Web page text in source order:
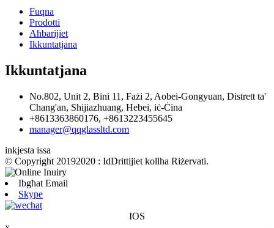
Fuqna
Prodotti
Aħbarijiet
Ikkuntatjana
Ikkuntatjana
No.802, Unit 2, Bini 11, Fażi 2, Aobei-Gongyuan, Distrett ta'
Chang'an, Shijiazhuang, Hebei, iċ-Ċina
+8613363860176, +8613223455645
manager@qqglassltd.com
inkjesta issa
© Copyright 20192020 : IdDrittijiet kollha Riżervati.
Ibgħat Email
Skype
IOS